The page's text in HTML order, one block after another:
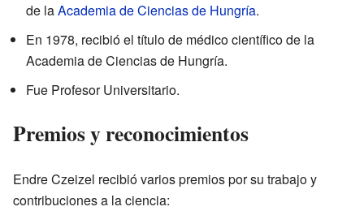
de laAcademia de Ciencias de Hungría.
En 1978, recibió el título de médico científico de la
Academia de Ciencias de Hungría.
Fue Profesor Universitario.
Premios y reconocimientos
Endre Czeizel recibió varios premios por su trabajo y
contribuciones a la ciencia: